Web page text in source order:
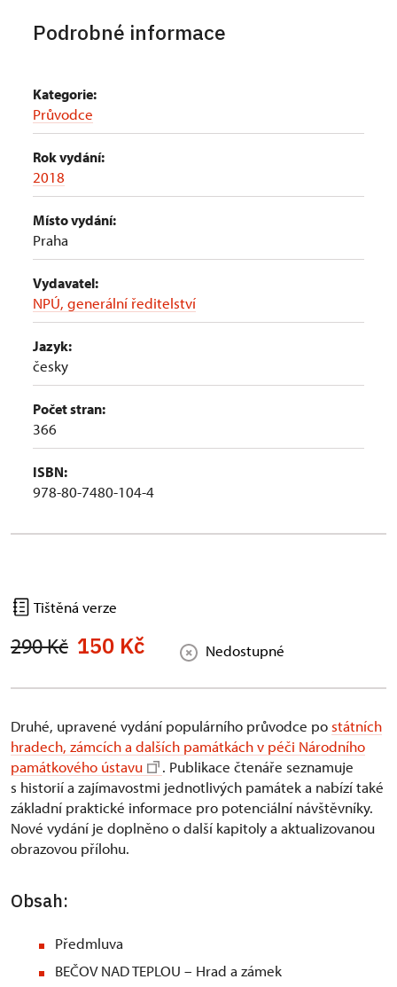
Podrobné informace
Kategorie:
Průvodce
Rok vydání:
2018
Místo vydání:
Praha
Vydavatel:
NPÚ, generální ředitelství
Jazyk:
česky
Počet stran:
366
ISBN:
978-80-7480-104-4
Tištěná verze
290 Kč 150 Kč Nedostupné
Druhé, upravené vydání populárního průvodce postátních
hradech, zámcích a dalších památkách v péči Národního
památkového ústavu
. Publikace čtenáře seznamuje
s historií a zajímavostmi jednotlivých památek a nabízí také
základní praktické informace pro potenciální návštěvníky.
Nové vydání je doplněno o další kapitoly a aktualizovanou
obrazovou přílohu.
Obsah:
Předmluva
BEČOV NAD TEPLOU – Hrad a zámek